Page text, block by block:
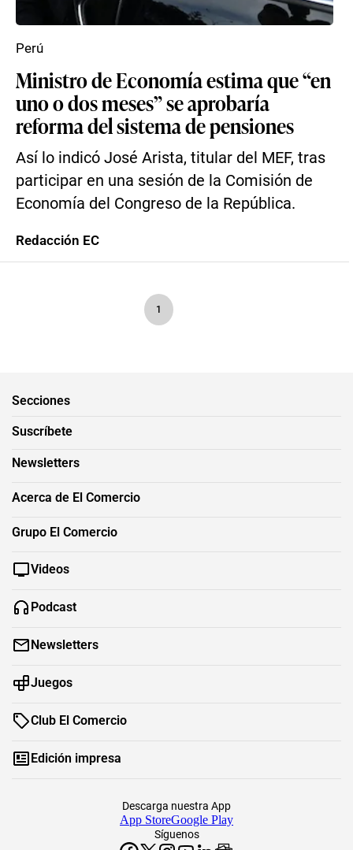
Ministro de Economía estima que “en
uno o dos meses” se aprobaría
reforma del sistema de pensiones
Así lo indicó José Arista, titular del MEF, tras
participar en una sesión de la Comisión de
Economía del Congreso de la República.
Perú
Redacción EC
1
Secciones
Suscríbete
Newsletters
Acerca de El Comercio
Grupo El Comercio
Videos
Podcast
Newsletters
Juegos
Club El Comercio
Edición impresa
Síguenos
Descarga nuestra App
App StoreGoogle Play